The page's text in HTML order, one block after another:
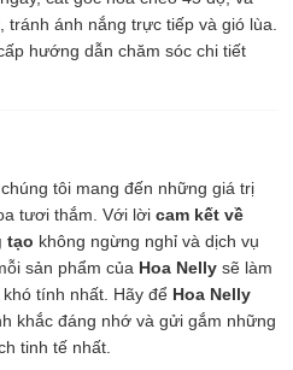
ánh nắng trực tiếp và gió lùa.
hướng dẫn chăm sóc chi tiết
tôi mang đến những giá trị
tươi thắm. Với lời cam kết về
tạo không ngừng nghỉ và dịch vụ
sản phẩm của Hoa Nelly sẽ làm
tính nhất. Hãy để Hoa Nelly
khắc đáng nhớ và gửi gắm những
tinh tế nhất.